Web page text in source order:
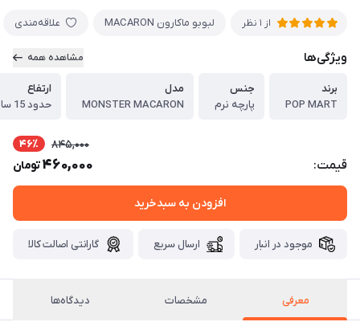
از 1 نظر لبوبو ماكارون MACARON علاقه‌مندی
ویژگی‌ها مشاهده همه
برند
POP MART
جنس
پارچه نرم
مدل
MONSTER MACARON
ارتفاع
حدود 15 سانتيمتر
قیمت:
845,000 46٪
460,000تومان
افزودن به سبدخرید
موجود در انبار ارسال سریع گارانتی اصالت کالا
معرفی مشخصات دیدگاه‌ها